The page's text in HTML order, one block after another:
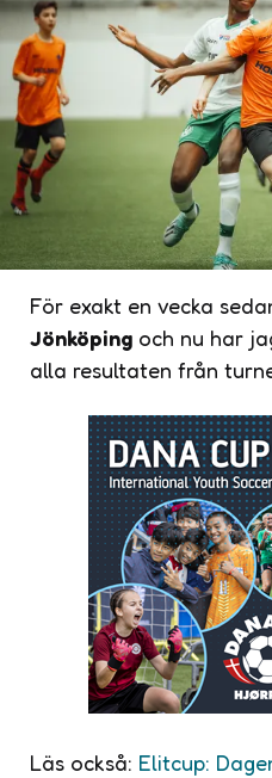
För exakt en vecka
Jönköping och nu har
alla resultaten från
Läs också: Elitcup: